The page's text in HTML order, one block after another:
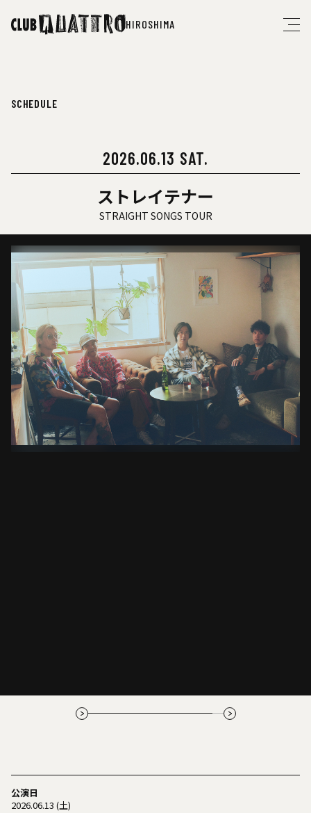
HIROSHIMA
SCHEDULE
2026.06.13 SAT.
ストレイテナー
STRAIGHT SONGS TOUR
公演日
2026.06.13 (土)